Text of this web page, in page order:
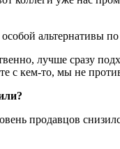
альтернативы
лучше сразу
с кем-то, мы не
продавцов